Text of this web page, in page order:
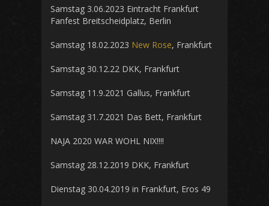
Samstag 3.06.2023 Eintracht Frankfurt
Fanfest Breitscheidplatz, Berlin
Samstag 18.02.2023 New Rose, Frankfurt
Samstag 30.12.22 DKK, Frankfurt
Samstag 11.9.2021 Gallus, Frankfurt
Samstag 31.7.2021 Das Bett, Frankfurt
NAJA 2020 WAR WOHL NIX!!!!
Samstag 28.12.2019 DKK, Frankfurt
Dienstag 30.04.2019 in Frankfurt, Eros 49